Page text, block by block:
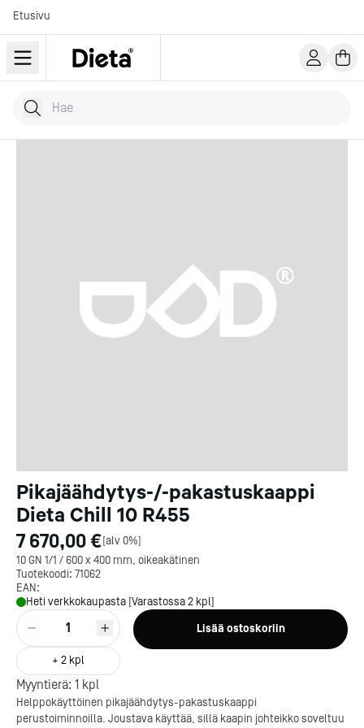
Etusivu
Hae tuotteita
Kirjoita hakusana...
Pikajäähdytys-/-pakastuskaappi
Dieta Chill 10 R455
7 670,00 €[alv 0%]
10 GN 1/1 / 600 x 400 mm, oikeakätinen
Tuotekoodi: 71062
EAN:
Heti verkkokaupasta [Varastossa 2 kpl]
1
+ 2 kpl
Lisää ostoskoriin
Myyntierä: 1 kpl
Helppokäyttöinen pikajäähdytys-pakastuskaappi
perustoiminnoilla. Joustava käyttää, sillä kaapin johteikko soveltuu